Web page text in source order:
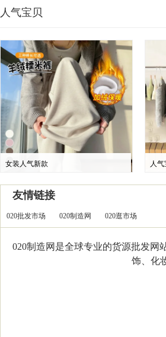
人气宝贝
女装人气新款 人
友情链接
020批发市场 020制造网 020逛市场
020制造网是全球专业的货源批发网
饰、化